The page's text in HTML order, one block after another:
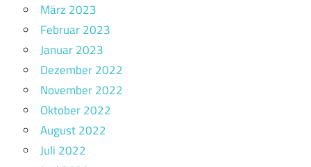
März 2023
Februar 2023
Januar 2023
Dezember 2022
November 2022
Oktober 2022
August 2022
Juli 2022